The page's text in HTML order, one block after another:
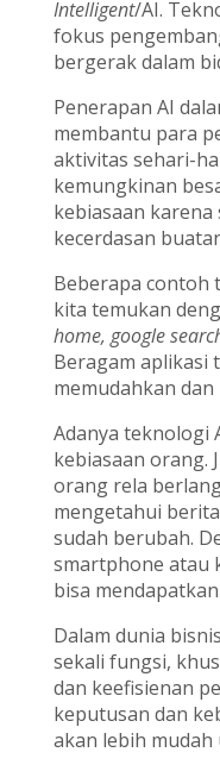
Intelligent/AI.
fokus
bergerak dalam
Penerapan AI
membantu para
aktivitas sehari-
kemungkinan
kebiasaan
kecerdasan
Beberapa contoh
kita temukan
home, google
Beragam aplikasi
memudahkan
Adanya teknologi
kebiasaan orang.
orang rela
mengetahui
sudah berubah.
smartphone atau
bisa
Dalam dunia
sekali fungsi,
dan keefisienan
keputusan dan
akan lebih